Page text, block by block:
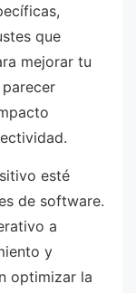
que
mejorar tu
esté
de software.
a
y
optimizar la